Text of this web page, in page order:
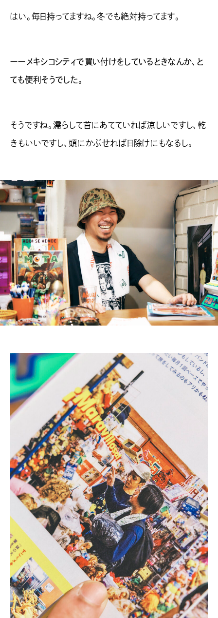
はい。毎日持ってますね。冬でも絶対持ってます。
ーーメキシコシティで買い付けをしているときなんか、と
ても便利そうでした。
そうですね。濡らして首にあてていれば涼しいですし、乾
きもいいですし、頭にかぶせれば日除けにもなるし。